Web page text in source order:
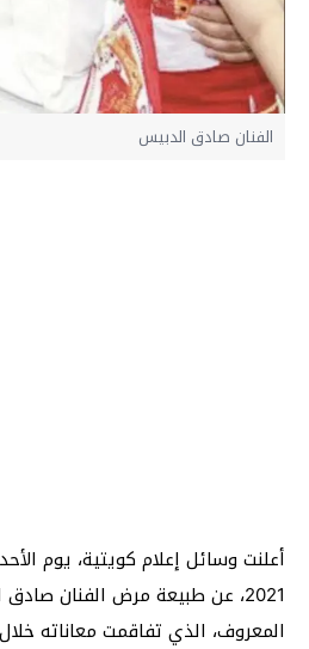
الفنان صادق الدبيس
2021، عن طبيعة مرض الفنان
المعروف، الذي تفاقمت معاناته خلال